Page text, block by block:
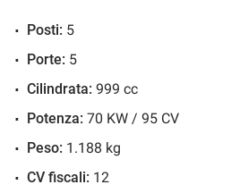
Fendinebbia
Filtro antiparticolato
Frenata d'emergenza assistita
Immobilizzatore elettronico
Sedile posteriore sdoppiato
Sensori di parcheggio posteriori
Posti: 5
Porte: 5
Cilindrata: 999 cc
Potenza: 70 KW / 95 CV
Peso: 1.188 kg
CV fiscali: 12